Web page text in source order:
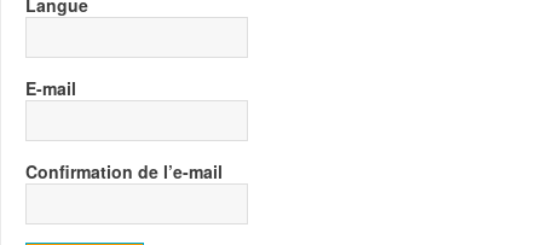
Langue
E-mail
Confirmation de l’e-mail